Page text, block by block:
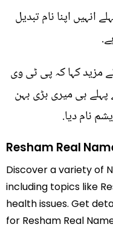
انہیں اپنا نام تبدیل
مزید کہا کہ پی ٹی وی
ہی میری بڑی بہن
نام دیا.
Resham Real
Discover a variety of
including topics like
health issues. Get
for Resham Real